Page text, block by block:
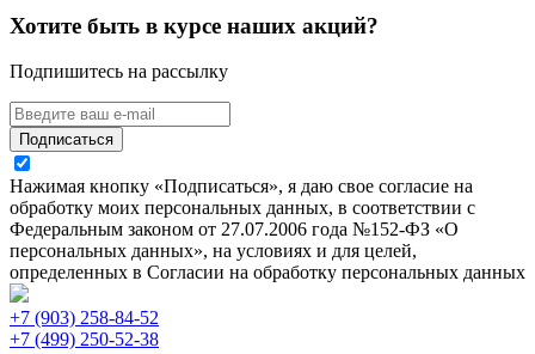
Хотите быть в курсе наших акций?
Подпишитесь на рассылку
Подписаться
Нажимая кнопку «Подписаться», я даю свое согласие на
обработку моих персональных данных, в соответствии с
Федеральным законом от 27.07.2006 года №152-ФЗ «О
персональных данных», на условиях и для целей,
определенных в Согласии на обработку персональных данных
+7 (903) 258-84-52
+7 (499) 250-52-38